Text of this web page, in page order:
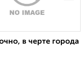
в черте города